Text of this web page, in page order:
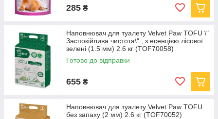
285 ₴
Наповнювач для туалету Velvet Paw TOFU \"
Заспокійлива чистота\" , з есенцією лісової
зелені (1.5 мм) 2.6 кг (TOF70058)
Готово до відправки
655 ₴
Наповнювач для туалету Velvet Paw TOFU
без запаху (2 мм) 2.6 кг (TOF70052)